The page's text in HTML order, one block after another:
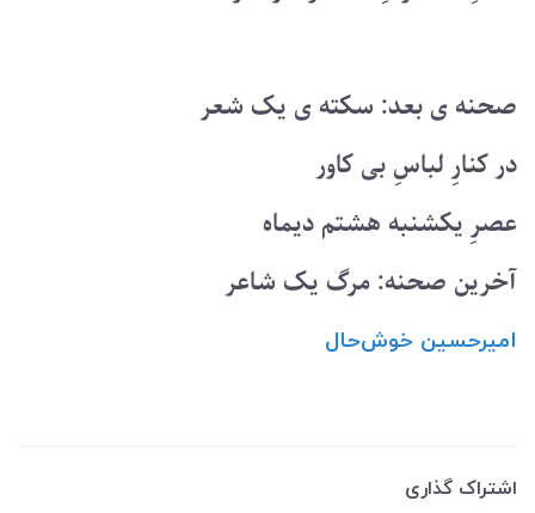
صحنه ی بعد: سکته ی یک شعر
در کنارِ لباسِ بی کاور
عصرِ یکشنبه هشتم دیماه
آخرین صحنه: مرگ یک شاعر
امیرحسین ‌خوش‌حال
اشتراک گذاری